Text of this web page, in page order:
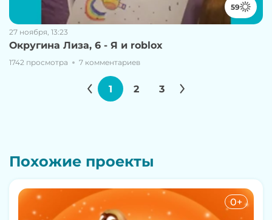
59
27 ноября, 13:23
Округина Лиза, 6 - Я и roblox
1742 просмотра 7 комментариев
1 2 3
Похожие проекты
0+